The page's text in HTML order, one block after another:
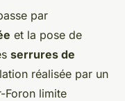
par
et la pose de
serrures de
réalisée par un
Foron limite